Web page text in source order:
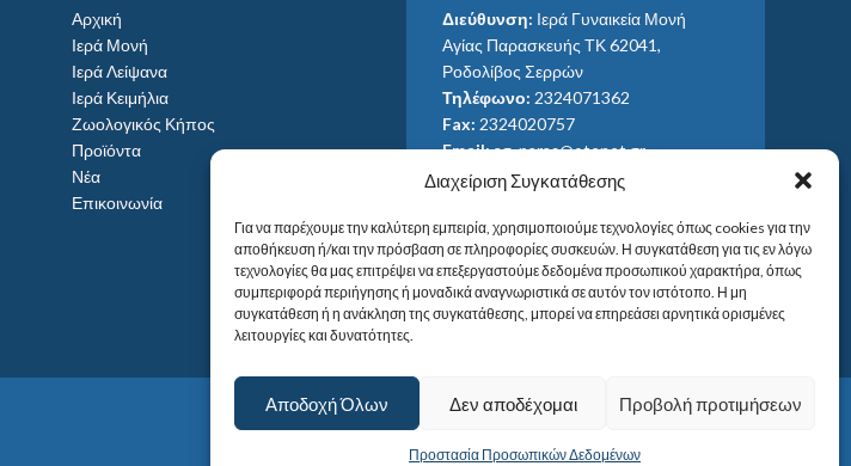
Διαχείριση Συγκατάθεσης
Για να παρέχουμε την καλύτερη εμπειρία, χρησιμοποιούμε τεχνολογίες όπως cookies για την
αποθήκευση ή/και την πρόσβαση σε πληροφορίες συσκευών. Η συγκατάθεση για τις εν λόγω
τεχνολογίες θα μας επιτρέψει να επεξεργαστούμε δεδομένα προσωπικού χαρακτήρα, όπως
συμπεριφορά περιήγησης ή μοναδικά αναγνωριστικά σε αυτόν τον ιστότοπο. Η μη
συγκατάθεση ή η ανάκληση της συγκατάθεσης, μπορεί να επηρεάσει αρνητικά ορισμένες
λειτουργίες και δυνατότητες.
Αποδοχή Όλων Δεν αποδέχομαι Προβολή προτιμήσεων
Προστασία Προσωπικών Δεδομένων
Αρχική
Ιερά Μονή
Ιερά Λείψανα
Ιερά Κειμήλια
Ζωολογικός Κήπος
Προϊόντα
Νέα
Επικοινωνία
Διεύθυνση: Ιερά Γυναικεία Μονή
Αγίας Παρασκευής ΤΚ 62041,
Ροδολίβος Σερρών
Τηλέφωνο: 2324071362
Fax: 2324020757
Email:ag_paras@otenet.gr
Email:info@im-agparaskevis.gr
Από ανατολή έως και δύση του ηλίου.